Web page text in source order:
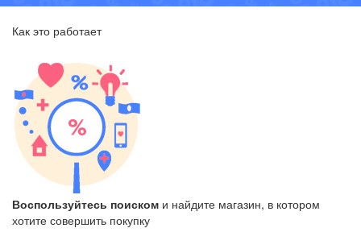
Как это работает
Воспользуйтесь поиском и найдите магазин, в котором
хотите совершить покупку